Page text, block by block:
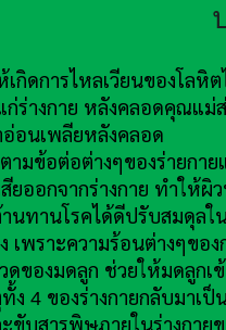
เกิดการไหลเวียนของโลหิ
ร่างกาย หลังคลอดคุณแม่
อนเพลียหลังคลอด
ามข้อต่อต่างๆของร่ายกา
ยออกจากร่างกาย ทำให้
นทานโรคได้ดีปรับสมดุล
เพราะความร้อนต่างๆข
ดของมดลูก ช่วยให้มดลูกเ
ง 4 ของร่างกายกลับมาเป็